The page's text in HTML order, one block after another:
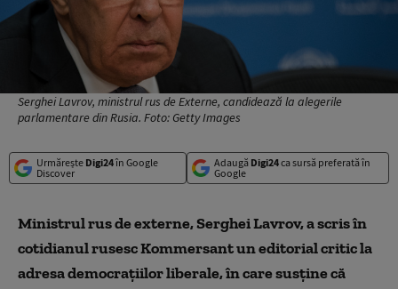
Serghei Lavrov, ministrul rus de Externe, candidează la alegerile
parlamentare din Rusia. Foto: Getty Images
Urmărește Digi24în Google
Discover
Adaugă Digi24ca sursă preferată în
Google
Ministrul rus de externe, Serghei Lavrov, a scris în
cotidianul rusesc Kommersant un editorial critic la
adresa democrațiilor liberale, în care susține că